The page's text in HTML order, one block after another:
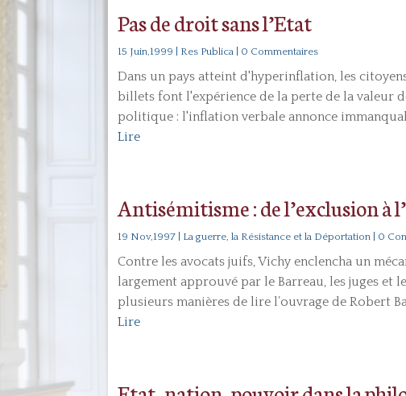
Pas de droit sans l’Etat
15 Juin,1999 Res Publica | 0 Commentaires
Dans un pays atteint d'hyperinflation, les
billets font l'expérience de la perte de la valeur
politique : l'inflation verbale annonce
Lire
Antisémitisme : de l’exclusion à
19 Nov,1997 La guerre, la Résistance et la Déportation | 0
Contre les avocats juifs, Vichy enclencha un
largement approuvé par le Barreau, les juges et
plusieurs manières de lire l’ouvrage de Robert
Lire